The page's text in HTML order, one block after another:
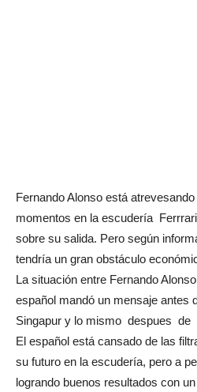
Fernando Alonso está
momentos en la escudería
sobre su salida. Pero según
tendría un gran obstáculo
La situación entre Fernando
español mandó un mensaje antes
Singapur y lo mismo despues de
El español está cansado de las
su futuro en la escudería, pero a
logrando buenos resultados con